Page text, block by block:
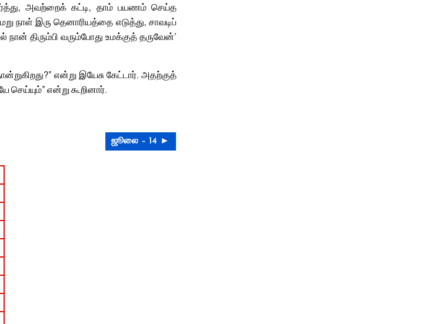
அவற்றைக் கட்டி, தாம் பயணம் செய்த
நாள் இரு தெனாரியத்தை எடுத்து, சாவடிப்
திரும்பி வரும்போது உமக்குத் தருவேன்’
என்று இயேசு கேட்டார். அதற்குத்
செய்யும்” என்று கூறினார்.
ஜூலை – 14 ►